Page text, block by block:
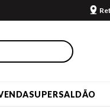
SUPERSALDÃO